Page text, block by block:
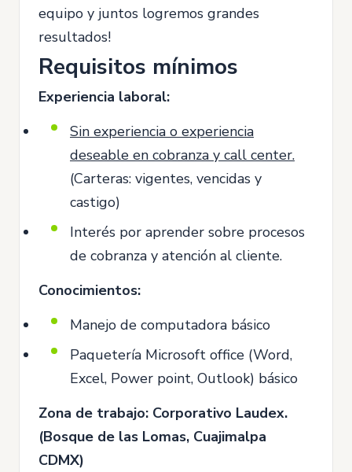
equipo y juntos logremos grandes
resultados!
Requisitos mínimos
Experiencia laboral:
Sin experiencia o experiencia
deseable en cobranza y call center.
(Carteras: vigentes, vencidas y
castigo)
Interés por aprender sobre procesos
de cobranza y atención al cliente.
Conocimientos:
Manejo de computadora básico
Paquetería Microsoft office (Word,
Excel, Power point, Outlook) básico
Zona de trabajo: Corporativo Laudex.
(Bosque de las Lomas, Cuajimalpa
CDMX)